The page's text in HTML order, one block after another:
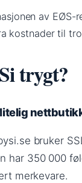
av
kostnader til
trygt?
bruker
har 350 000
merkevare.